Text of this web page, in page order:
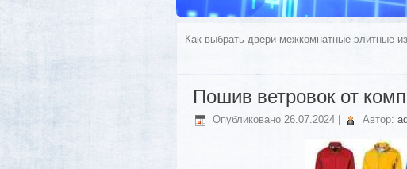
Как выбрать двери межкомнатные элитные
Пошив ветровок от
Опубликовано 26.07.2024 Автор: